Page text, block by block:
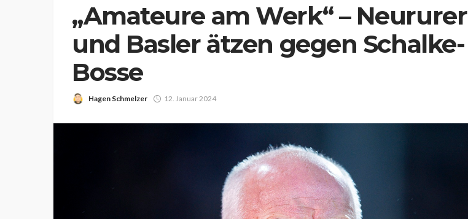
„Amateure am Werk“ – Neururer
und Basler ätzen gegen Schalke-
Bosse
Hagen Schmelzer 12. Januar 2024